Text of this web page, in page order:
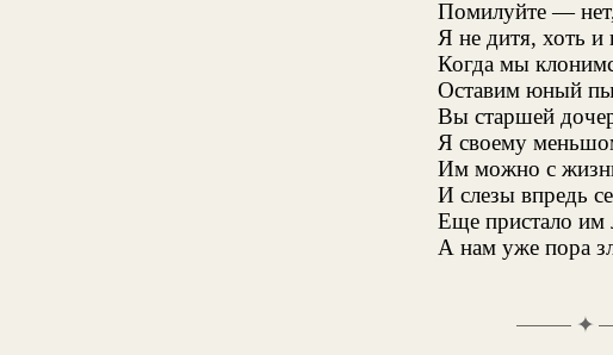
Помилуйте —
Я не дитя, хоть и
Когда мы
Оставим юный
Вы старшей
Я своему
Им можно с
И слезы впредь
Еще пристало им
А нам уже пора
✦